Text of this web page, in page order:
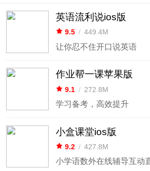
英语流利说ios版
9.5 / 449.4M
让你忍不住开口说英语
作业帮一课苹果版
9.1 / 272.8M
学习备考，高效提升
小盒课堂ios版
9.2 / 427.8M
小学语数外在线辅导互动